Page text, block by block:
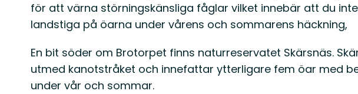
för att värna störningskänsliga fåglar vilket innebär att du
landstiga på öarna under vårens och sommarens häckning,
En bit söder om Brotorpet finns naturreservatet Skärsnäs.
utmed kanotstråket och innefattar ytterligare fem öar med
under vår och sommar.